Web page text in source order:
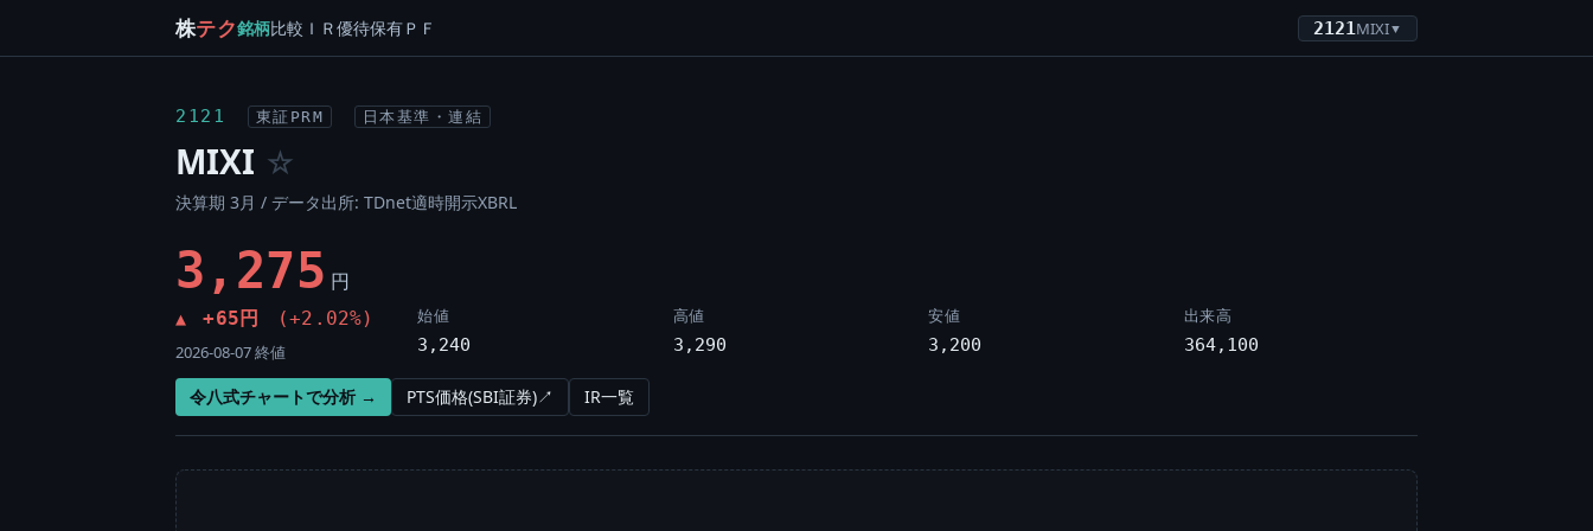
株テク銘柄比較 ＩＲ優待保有ＰＦ 2121 MIXI▼
2121 東証PRM 日本基準・連結
MIXI ☆
決算期 3月 / データ出所: TDnet適時開示XBRL
3,275 円
▲ +65円 (+2.02%)
2026-08-07 終値
始値
3,240
高値
3,290
安値
3,200
出来高
364,100
令八式チャートで分析 → PTS価格(SBI証券)↗ IR一覧